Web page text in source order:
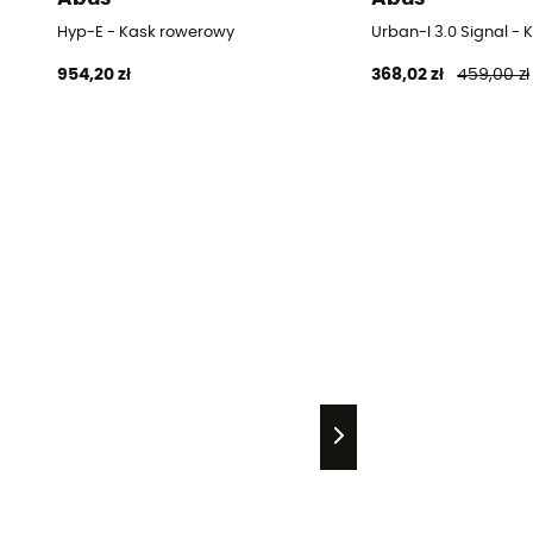
Hyp-E - Kask rowerowy
954,20 zł
Urban-I 3.0 Signal -
368,02 zł 459,00 zł